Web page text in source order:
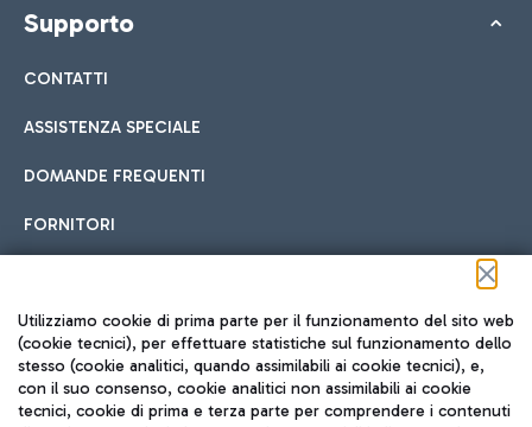
Supporto
CONTATTI
ASSISTENZA SPECIALE
DOMANDE FREQUENTI
FORNITORI
Seguici sui social
Utilizziamo cookie di prima parte per il funzionamento del sito web
(cookie tecnici), per effettuare statistiche sul funzionamento dello
stesso (cookie analitici, quando assimilabili ai cookie tecnici), e,
con il suo consenso, cookie analitici non assimilabili ai cookie
tecnici, cookie di prima e terza parte per comprendere i contenuti